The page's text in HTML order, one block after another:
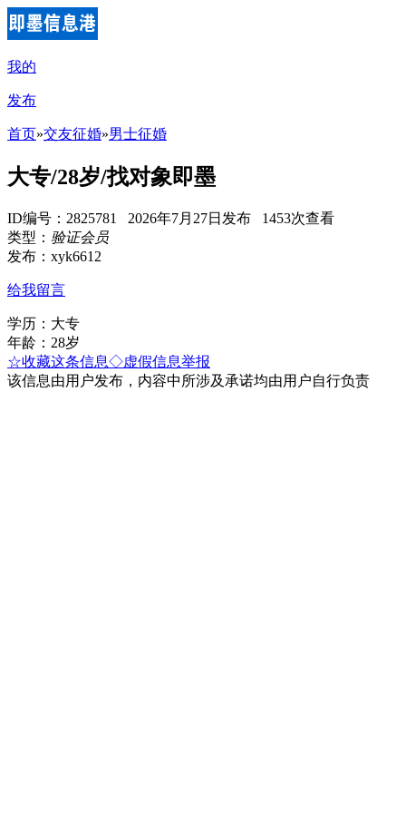
我的
发布
首页»交友征婚»男士征婚
大专/28岁/找对象即墨
ID编号：2825781 2026年7月27日发布 1453次查看
类型： 验证会员
发布：xyk6612
给我留言
学历：大专
年龄：28岁
☆收藏这条信息◇虚假信息举报
该信息由用户发布，内容中所涉及承诺均由用户自行负责